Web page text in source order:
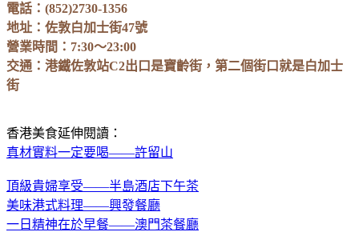
電話：(852)2730-1356
地址：佐敦白加士街47號
營業時間：7:30～23:00
交通：港鐵佐敦站C2出口是寶齡街，第二個街口就是白加士
街
香港美食延伸閱讀：
真材實料一定要喝——許留山
頂級貴婦享受——半島酒店下午茶
美味港式料理——興發餐廳
一日精神在於早餐——澳門茶餐廳